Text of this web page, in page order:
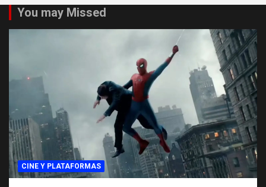
You may Missed
CINE Y PLATAFORMAS